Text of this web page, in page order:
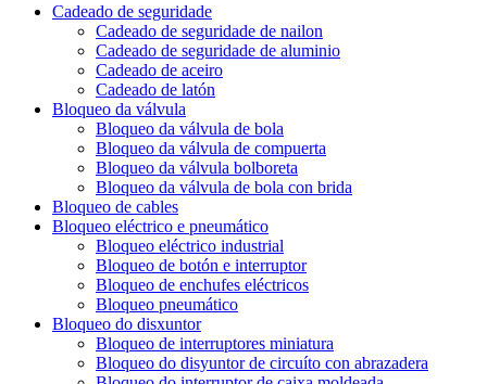
Cadeado de seguridade
Cadeado de seguridade de nailon
Cadeado de seguridade de aluminio
Cadeado de aceiro
Cadeado de latón
Bloqueo da válvula
Bloqueo da válvula de bola
Bloqueo da válvula de compuerta
Bloqueo da válvula bolboreta
Bloqueo da válvula de bola con brida
Bloqueo de cables
Bloqueo eléctrico e pneumático
Bloqueo eléctrico industrial
Bloqueo de botón e interruptor
Bloqueo de enchufes eléctricos
Bloqueo pneumático
Bloqueo do disxuntor
Bloqueo de interruptores miniatura
Bloqueo do disyuntor de circuíto con abrazadera